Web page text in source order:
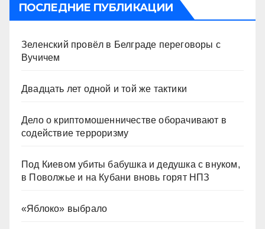
ПОСЛЕДНИЕ ПУБЛИКАЦИИ
Зеленский провёл в Белграде переговоры с
Вучичем
Двадцать лет одной и той же тактики
Дело о криптомошенничестве оборачивают в
содействие терроризму
Под Киевом убиты бабушка и дедушка с внуком,
в Поволжье и на Кубани вновь горят НПЗ
«Яблоко» выбрало